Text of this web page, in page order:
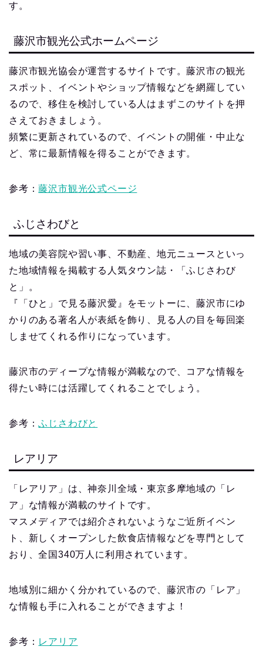
す。
藤沢市観光公式ホームページ
藤沢市観光協会が運営するサイトです。藤沢市の観光
スポット、イベントやショップ情報などを網羅してい
るので、移住を検討している人はまずこのサイトを押
さえておきましょう。
頻繁に更新されているので、イベントの開催・中止な
ど、常に最新情報を得ることができます。
参考：藤沢市観光公式ページ
ふじさわびと
地域の美容院や習い事、不動産、地元ニュースといっ
た地域情報を掲載する人気タウン誌・「ふじさわび
と」。
『「ひと」で見る藤沢愛』をモットーに、藤沢市にゆ
かりのある著名人が表紙を飾り、見る人の目を毎回楽
しませてくれる作りになっています。
藤沢市のディープな情報が満載なので、コアな情報を
得たい時には活躍してくれることでしょう。
参考：ふじさわびと
レアリア
「レアリア」は、神奈川全域・東京多摩地域の「レ
ア」な情報が満載のサイトです。
マスメディアでは紹介されないようなご近所イベン
ト、新しくオープンした飲食店情報などを専門として
おり、全国340万人に利用されています。
地域別に細かく分かれているので、藤沢市の「レア」
な情報も手に入れることができますよ！
参考： レアリア